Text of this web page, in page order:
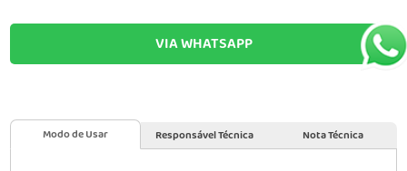
VIA WHATSAPP
Modo de Usar Responsável Técnica Nota Técnica